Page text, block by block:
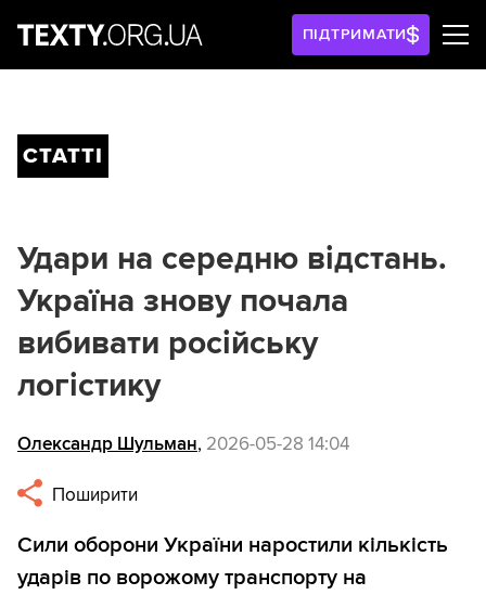
ПІДТРИМАТИ
СТАТТІ
Удари на середню відстань.
Україна знову почала
вибивати російську
логістику
Олександр Шульман, 2026-05-28 14:04
Поширити
Сили оборони України наростили кількість
ударів по ворожому транспорту на